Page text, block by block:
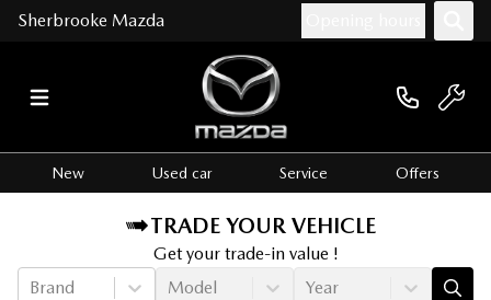
Sherbrooke Mazda
New Used car Service Offers
TRADE YOUR VEHICLE
Get your trade-in value !
Brand
Model Year